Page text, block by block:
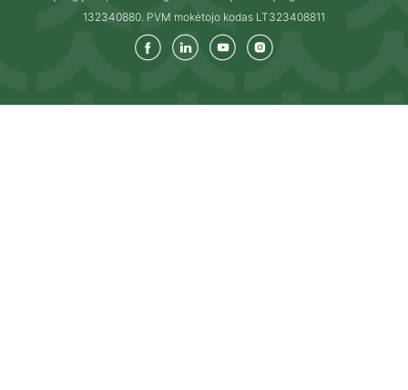
132340880. PVM mokėtojo kodas LT323408811